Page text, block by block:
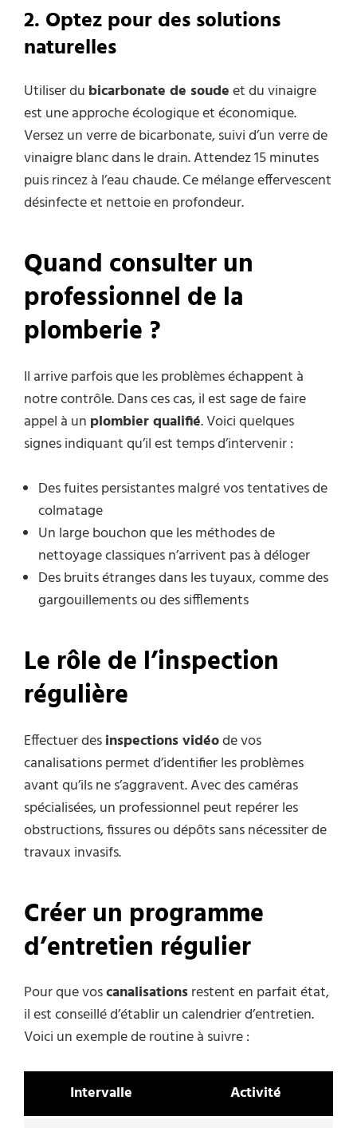
2. Optez pour des solutions
naturelles
Utiliser du bicarbonate de soudeet du vinaigre
est une approche écologique et économique.
Versez un verre de bicarbonate, suivi d’un verre de
vinaigre blanc dans le drain. Attendez 15 minutes
puis rincez à l’eau chaude. Ce mélange effervescent
désinfecte et nettoie en profondeur.
Quand consulter un
professionnel de la
plomberie ?
Il arrive parfois que les problèmes échappent à
notre contrôle. Dans ces cas, il est sage de faire
appel à un plombier qualifié. Voici quelques
signes indiquant qu’il est temps d’intervenir :
Des fuites persistantes malgré vos tentatives de
colmatage
Un large bouchon que les méthodes de
nettoyage classiques n’arrivent pas à déloger
Des bruits étranges dans les tuyaux, comme des
gargouillements ou des sifflements
Le rôle de l’inspection
régulière
Effectuer desinspections vidéode vos
canalisations permet d’identifier les problèmes
avant qu’ils ne s’aggravent. Avec des caméras
spécialisées, un professionnel peut repérer les
obstructions, fissures ou dépôts sans nécessiter de
travaux invasifs.
Créer un programme
d’entretien régulier
Pour que voscanalisationsrestent en parfait état,
il est conseillé d’établir un calendrier d’entretien.
Voici un exemple de routine à suivre :
Intervalle Activité